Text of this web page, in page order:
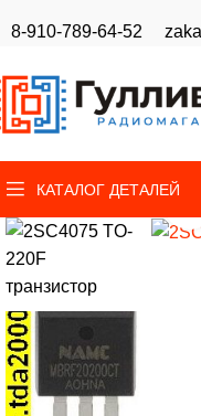
8-910-789-64-52
КАТАЛОГ ДЕТАЛЕЙ